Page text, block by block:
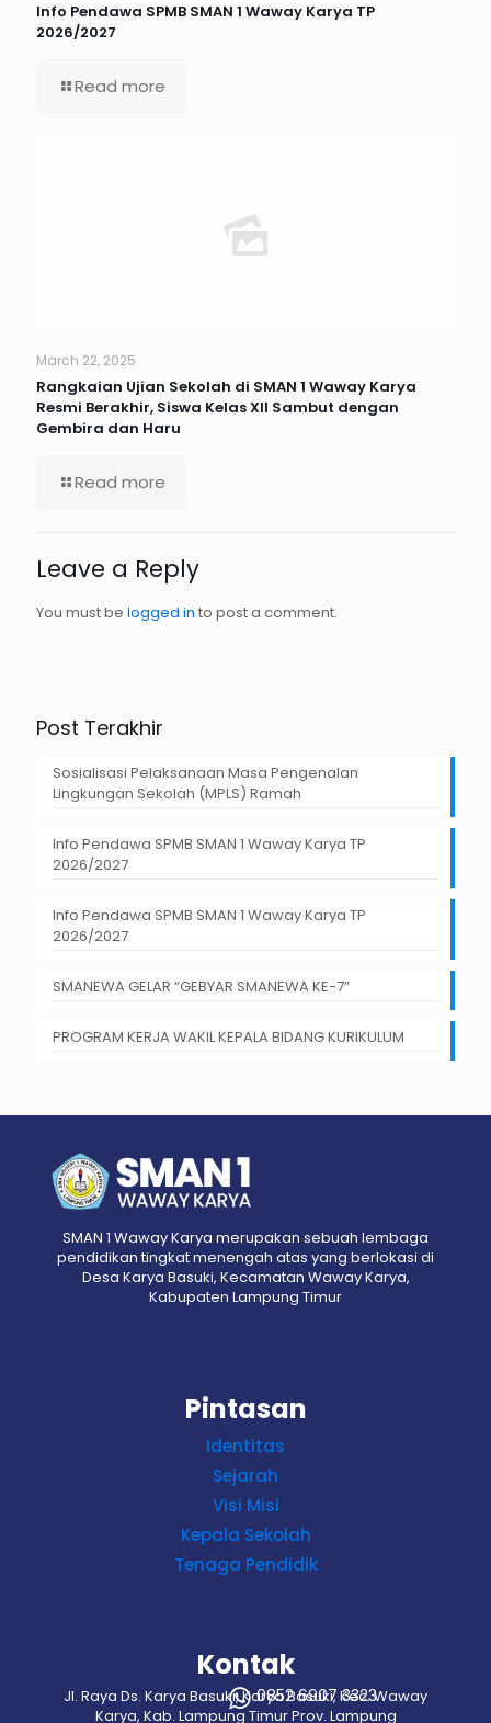
Info Pendawa SPMB SMAN 1 Waway Karya TP
2026/2027
Read more
March 22, 2025
Rangkaian Ujian Sekolah di SMAN 1 Waway Karya
Resmi Berakhir, Siswa Kelas XII Sambut dengan
Gembira dan Haru
Read more
Leave a Reply
You must be logged in to post a comment.
Post Terakhir
Sosialisasi Pelaksanaan Masa Pengenalan
Lingkungan Sekolah (MPLS) Ramah
Info Pendawa SPMB SMAN 1 Waway Karya TP
2026/2027
Info Pendawa SPMB SMAN 1 Waway Karya TP
2026/2027
SMANEWA GELAR “GEBYAR SMANEWA KE-7”
PROGRAM KERJA WAKIL KEPALA BIDANG KURIKULUM
SMAN 1 Waway Karya merupakan sebuah lembaga
pendidikan tingkat menengah atas yang berlokasi di
Desa Karya Basuki, Kecamatan Waway Karya,
Kabupaten Lampung Timur
Pintasan
Identitas
Sejarah
Visi Misi
Kepala Sekolah
Tenaga Pendidik
Kontak
Jl. Raya Ds. Karya Basuki, Karya Basuki, Kec. Waway
Karya, Kab. Lampung Timur Prov. Lampung
0852 6907 3323